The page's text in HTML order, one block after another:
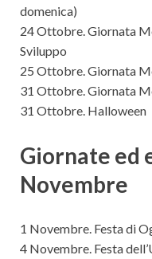
domenica)
24 Ottobre. Giornata
Sviluppo
25 Ottobre. Giornata
31 Ottobre. Giornata
31 Ottobre. Halloween
Giornate ed
Novembre
1 Novembre. Festa di
4 Novembre. Festa